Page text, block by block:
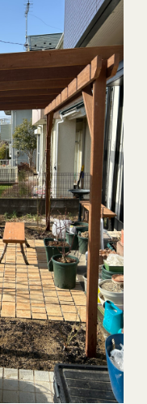
ったです。今後、石
れしいお声をいただ